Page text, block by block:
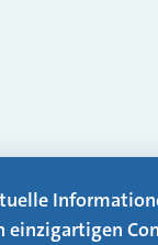
einzigartigen